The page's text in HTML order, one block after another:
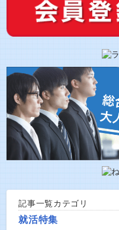
記事一覧カテゴリ
就活特集